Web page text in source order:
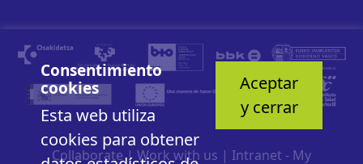
Consentimiento
cookies
Esta web utiliza
cookies para obtener
Aceptar
y cerrar
Collaborate| Work with us | Intranet - My